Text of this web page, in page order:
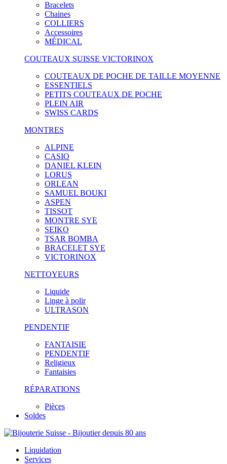
Bracelets
Chaines
COLLIERS
Accessoires
MÉDICAL
COUTEAUX SUISSE VICTORINOX
COUTEAUX DE POCHE DE TAILLE MOYENNE
ESSENTIELS
PETITS COUTEAUX DE POCHE
PLEIN AIR
SWISS CARDS
MONTRES
ALPINE
CASIO
DANIEL KLEIN
LORUS
ORLEAN
SAMUEL BOUKI
ASPEN
TISSOT
MONTRE SYE
SEIKO
TSAR BOMBA
BRACELET SYE
VICTORINOX
NETTOYEURS
Liquide
Linge à polir
ULTRASON
PENDENTIF
FANTAISIE
PENDENTIF
Religieux
Fantaisies
RÉPARATIONS
Pièces
Soldes
Liquidation
Services